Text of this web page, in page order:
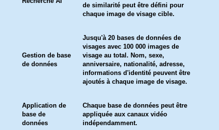
de similarité peut être défini pour
chaque image de visage cible.
Gestion de base
de données
Jusqu'à 20 bases de données de
visages avec 100 000 images de
visage au total. Nom, sexe,
anniversaire, nationalité, adresse,
informations d'identité peuvent être
ajoutés à chaque image de visage.
Application de
base de
données
Chaque base de données peut être
appliquée aux canaux vidéo
indépendamment.